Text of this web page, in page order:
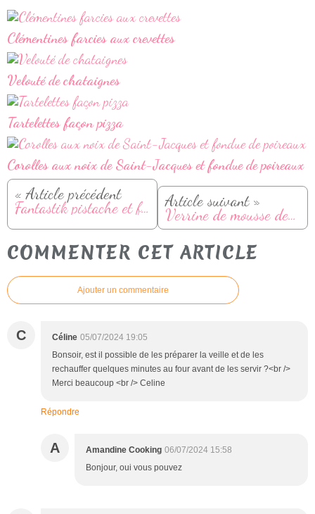
Clémentines farcies aux crevettes
Velouté de chataignes
Tartelettes façon pizza
Corolles aux noix de Saint-Jacques et fondue de poireaux
« Article précédent
Fantastik pistache et fraises Article suivant »
Verrine de mousse de fromage blanc, pomme et spéculoos
COMMENTER CET ARTICLE
Ajouter un commentaire
C Céline 05/07/2024 19:05
Bonsoir, est il possible de les préparer la veille et de les
rechauffer quelques minutes au four avant de les servir ?<br />
Merci beaucoup <br /> Celine
Répondre
A Amandine Cooking 06/07/2024 15:58
Bonjour, oui vous pouvez